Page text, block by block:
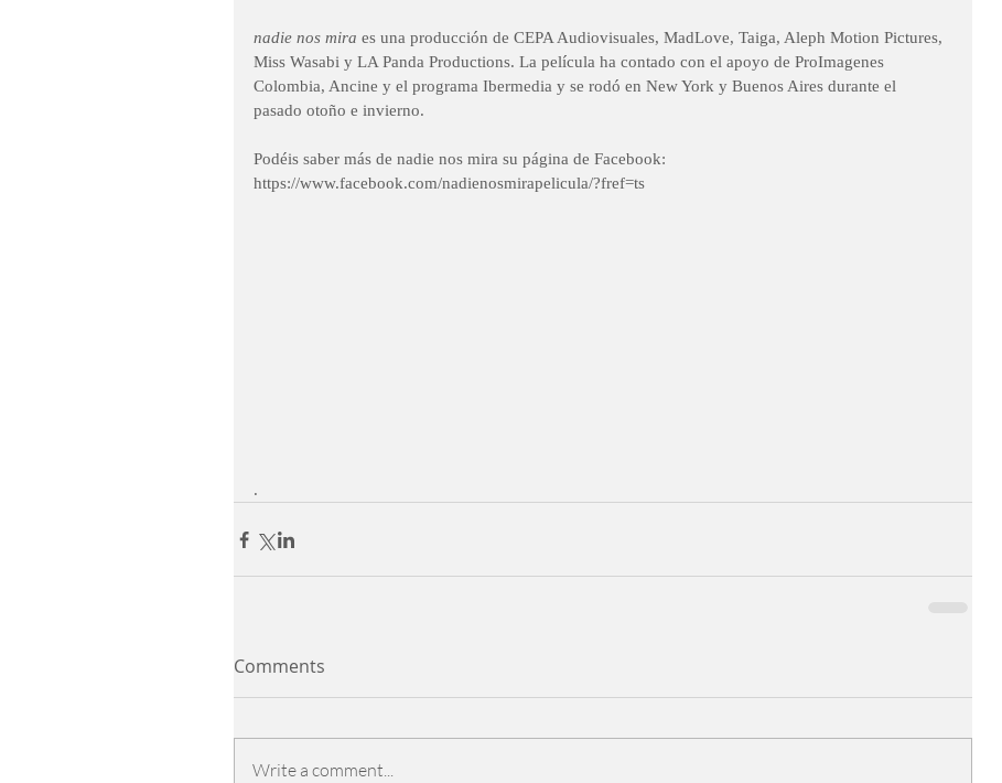
nadie nos mira es una producción de CEPA Audiovisuales, MadLove, Taiga, Aleph Motion Pictures,
Miss Wasabi y LA Panda Productions. La película ha contado con el apoyo de ProImagenes
Colombia, Ancine y el programa Ibermedia y se rodó en New York y Buenos Aires durante el
pasado otoño e invierno.
Podéis saber más de nadie nos mira su página de Facebook:
https://www.facebook.com/nadienosmirapelicula/?fref=ts
.
Comments
Write a comment...